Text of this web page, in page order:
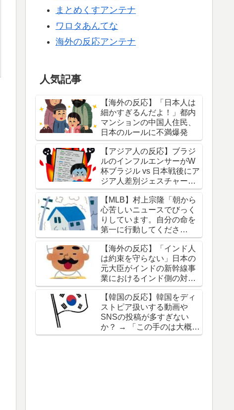
まとめくすアンテナ
ワロタあんてな
海外の反応アンテナ
人気記事
【海外の反応】「日本人は
細かすぎるんだよ！」都内
マンションの中国人住民、
日本のルールに不満爆発
【アジア人の反応】ブラジ
ルのインフルエンサーがW
杯ブラジル vs 日本戦後にア
ジア人差別ジェスチャーし
ている写真を投稿して炎上
中
【MLB】村上宗隆「朝から
心苦しいニュースでびっく
りしています。自分の命を
第一に行動してくださ
い。」 → 「本当に胸が痛
む」「最近大きな地震が多
くないか？」
【海外の反応】「インド人
は約束を守らない」日本の
元大臣がインドの新幹線事
業におけるインド側の対応
を批判
【韓国の反応】韓国をディ
ストピア扱いする動画や
SNSの投稿が多すぎない
か？ → 「この手のは大概が
東南アジアや中国の仕業」